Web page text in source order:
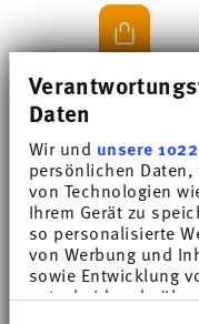
Daten
Wir und unsere
persönlichen
von Technologien
Ihrem Gerät zu
so personalisierte
von Werbung und
sowie Entwicklung
entscheiden
-10%